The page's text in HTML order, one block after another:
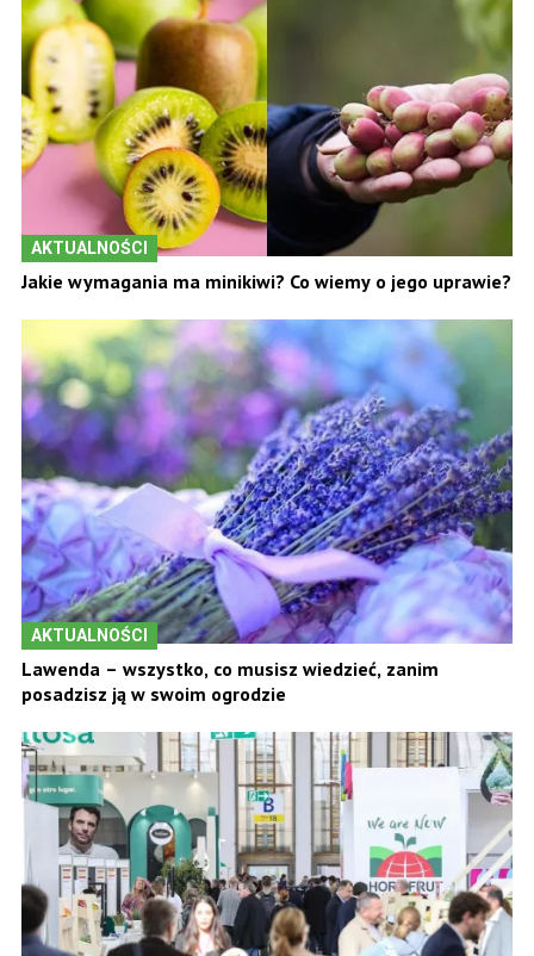
AKTUALNOŚCI
Jakie wymagania ma minikiwi? Co wiemy o jego uprawie?
AKTUALNOŚCI
Lawenda – wszystko, co musisz wiedzieć, zanim
posadzisz ją w swoim ogrodzie